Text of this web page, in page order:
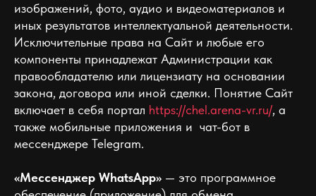
изображений, фото, аудио и видеоматериалов и
иных результатов интеллектуальной деятельности.
Исключительные права на Сайт и любые его
компоненты принадлежат Администрации как
правообладателю или лицензиату на основании
закона, договора или иной сделки. Понятие Сайт
включает в себя портал https://chel.arena-vr.ru/, а
также мобильные приложения и чат-бот в
мессенджере Telegram.
«Мессенджер WhatsApp» — это программное